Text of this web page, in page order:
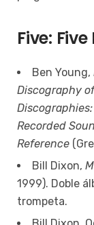
Five:
Ben Young,
Discography
Recorded
Reference
Bill Dixon,
1999). Doble
trompeta.